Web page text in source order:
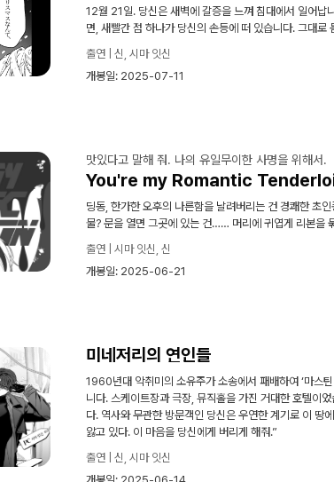
12월 21일. 당신은 새벽에 갈증을 느껴 침대에서 일어납
면, 새빨간 점 하나가 당신의 손등에 떠 있습니다. 그대
출연 | 신, 시마 잇신
개봉일: 2025-07-11
맛있다고 말해 줘. 나의 유일무이한 사명을 위해서.
You're my Romantic
딩동, 한가한 오후의 나른함을 날려버리는 건 경쾌한 초
물? 문을 열면 그곳에 있는 건…… 머리에 귀엽게 리본을
출연 | 시마 잇신, 신
개봉일: 2025-06-21
미네저리의 연인들
1960년대 악취미의 소유주가 소송에서 패배하여 ‘마스
니다. 스케이트장과 극장, 뮤직홀을 가진 거대한 호텔이
다. 역사와 무관한 방문객인 당신은 우연한 계기로 이 땅
앓고 있다. 이 마음을 당신에게 버리게 해줘.”
출연 | 신, 시마 잇신